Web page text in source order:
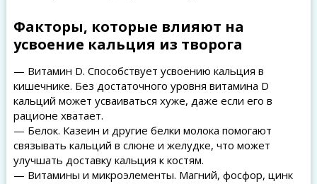
Факторы, которые влияют на
усвоение кальция из творога
— Витамин D. Способствует усвоению кальция в
кишечнике. Без достаточного уровня витамина D
кальций может усваиваться хуже, даже если его в
рационе хватает.
— Белок. Казеин и другие белки молока помогают
связывать кальций в слюне и желудке, что может
улучшать доставку кальция к костям.
— Витамины и микроэлементы. Магний, фосфор, цинк